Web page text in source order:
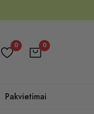
0 0
Pakvietimai